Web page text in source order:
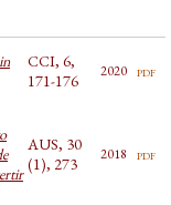
CCI, 6,
171-176
2020 pdf
AUS, 30
(1), 273
2018 pdf